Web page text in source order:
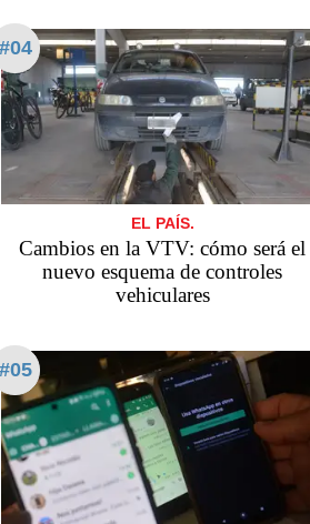
#04
EL PAÍS.
Cambios en la VTV: cómo será el
nuevo esquema de controles
vehiculares
#05